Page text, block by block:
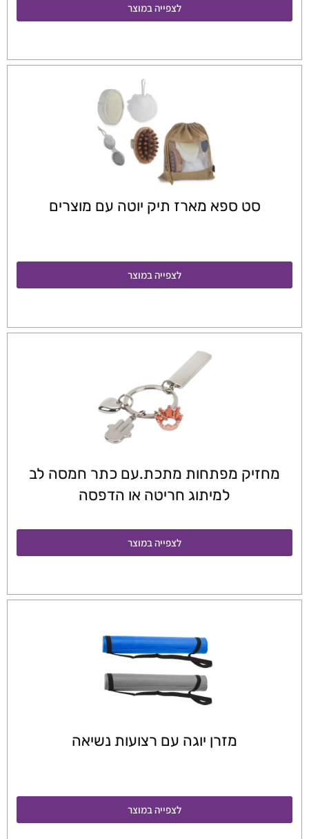
לצפייה במוצר
סט ספא מארז תיק יוטה עם מוצרים
לצפייה במוצר
מחזיק מפתחות מתכת.עם כתר חמסה לב
למיתוג חריטה או הדפסה
לצפייה במוצר
מזרן יוגה עם רצועות נשיאה
לצפייה במוצר